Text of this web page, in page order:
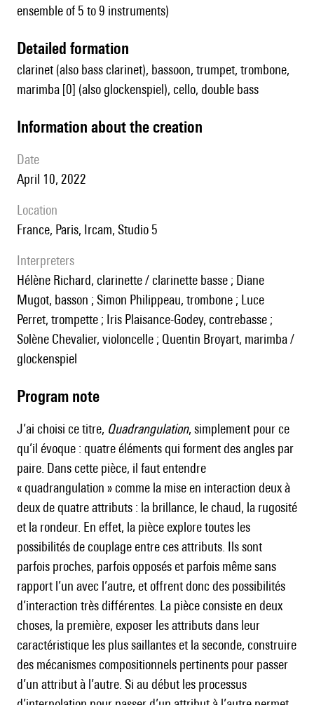
ensemble of 5 to 9 instruments)
detailed formation
clarinet (also bass clarinet), bassoon, trumpet, trombone,
marimba [0] (also glockenspiel), cello, double bass
information about the creation
date
April 10, 2022
location
France, Paris, Ircam, Studio 5
interpreters
Hélène Richard, clarinette / clarinette basse ; Diane
Mugot, basson ; Simon Philippeau, trombone ; Luce
Perret, trompette ; Iris Plaisance-Godey, contrebasse ;
Solène Chevalier, violoncelle ; Quentin Broyart, marimba /
glockenspiel
Program note
J’ai choisi ce titre, Quadrangulation, simplement pour ce
qu’il évoque : quatre éléments qui forment des angles par
paire. Dans cette pièce, il faut entendre
« quadrangulation » comme la mise en interaction deux à
deux de quatre attributs : la brillance, le chaud, la rugosité
et la rondeur. En effet, la pièce explore toutes les
possibilités de couplage entre ces attributs. Ils sont
parfois proches, parfois opposés et parfois même sans
rapport l’un avec l’autre, et offrent donc des possibilités
d’interaction très différentes. La pièce consiste en deux
choses, la première, exposer les attributs dans leur
caractéristique les plus saillantes et la seconde, construire
des mécanismes compositionnels pertinents pour passer
d’un attribut à l’autre. Si au début les processus